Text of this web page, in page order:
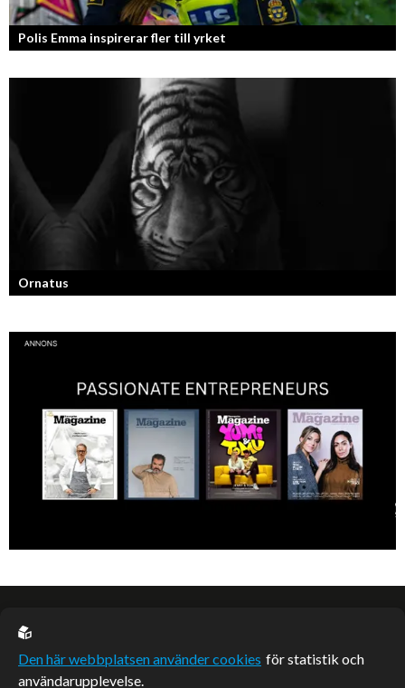
Polis Emma inspirerar fler till yrket
Ornatus
En av svergies mest talangfyllda tatuerare. Läs om hans historia och
EU casino
Den här webbplatsen använder cookies för statistik och
användarupplevelse.